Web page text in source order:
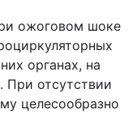
ожоговом шоке
органах, на
При отсутствии
целесообразно